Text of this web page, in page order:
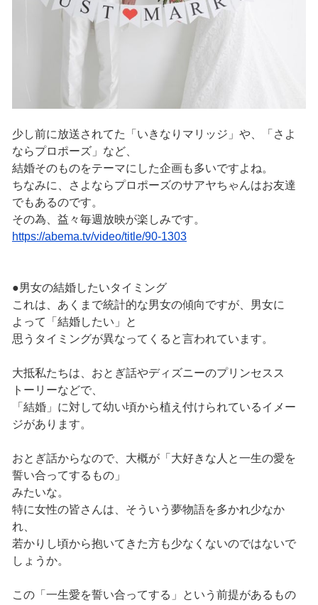
少し前に放送されてた「いきなりマリッジ」や、「さよ
ならプロポーズ」など、
結婚そのものをテーマにした企画も多いですよね。
ちなみに、さよならプロポーズのサアヤちゃんはお友達
でもあるのです。
その為、益々毎週放映が楽しみです。
https://abema.tv/video/title/90-1303
●男女の結婚したいタイミング
これは、あくまで統計的な男女の傾向ですが、男女に
よって「結婚したい」と
思うタイミングが異なってくると言われています。
大抵私たちは、おとぎ話やディズニーのプリンセスス
トーリーなどで、
「結婚」に対して幼い頃から植え付けられているイメー
ジがあります。
おとぎ話からなので、大概が「大好きな人と一生の愛を
誓い合ってするもの」
みたいな。
特に女性の皆さんは、そういう夢物語を多かれ少なか
れ、
若かりし頃から抱いてきた方も少なくないのではないで
しょうか。
この「一生愛を誓い合ってする」という前提があるもの